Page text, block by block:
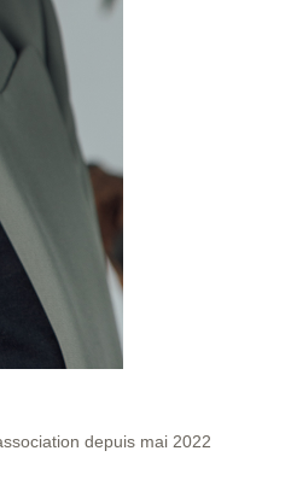
depuis mai 2022